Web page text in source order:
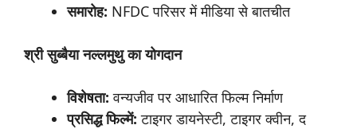
समारोह: NFDC परिसर में मीडिया से बातचीत
श्रीसुब्बैयानल्लमुथुकायोगदान
विशेषता: वन्यजीव पर आधारित फिल्म निर्माण
प्रसिद्धफिल्में: टाइगर डायनेस्टी, टाइगर क्वीन, द